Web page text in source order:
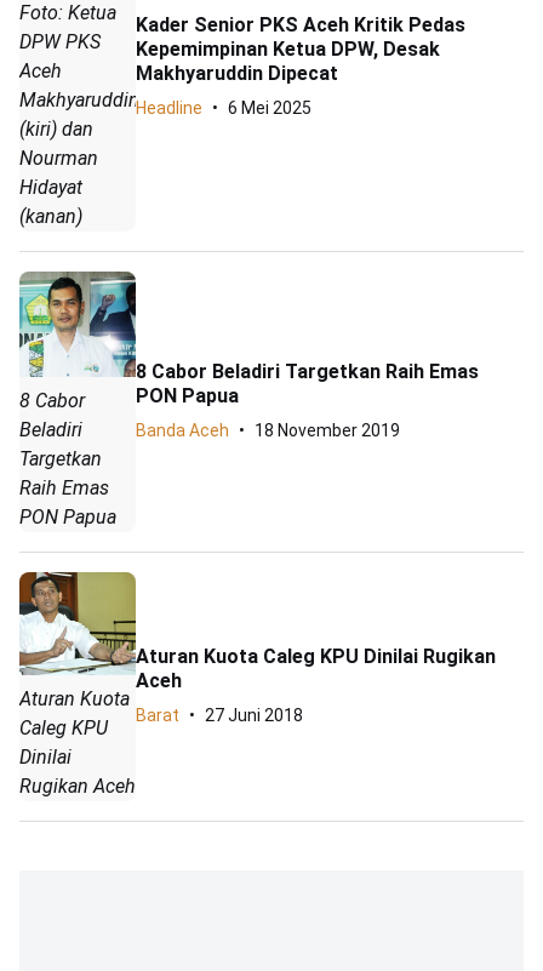
Foto: Ketua
DPW PKS
Aceh
Makhyaruddin
(kiri) dan
Nourman
Hidayat
(kanan)
Kader Senior PKS Aceh Kritik Pedas
Kepemimpinan Ketua DPW, Desak
Makhyaruddin Dipecat
Headline 6 Mei 2025
8 Cabor
Beladiri
Targetkan
Raih Emas
PON Papua
8 Cabor Beladiri Targetkan Raih Emas
PON Papua
Banda Aceh 18 November 2019
Aturan Kuota
Caleg KPU
Dinilai
Rugikan Aceh
Aturan Kuota Caleg KPU Dinilai Rugikan
Aceh
Barat 27 Juni 2018